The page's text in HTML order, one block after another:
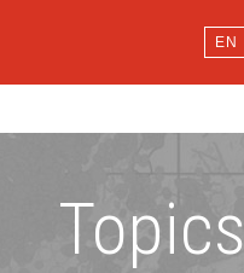
EN
Topics